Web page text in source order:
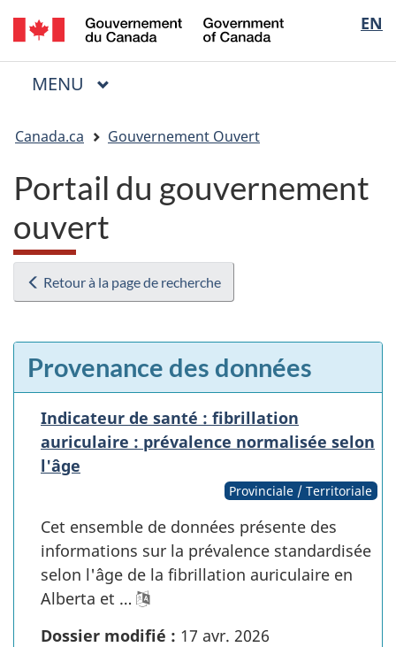
Passer
au
contenu
Passer
à
« Au
Passer
à
la
EN
of
Menu
MENU PRINCIPAL
êtes
ici
Canada.ca Gouvernement Ouvert
Portail du gouvernement
ouvert
Retour à la page de recherche
Provenance des données
Indicateur de santé : fibrillation
auriculaire : prévalence normalisée selon
l'âge
Provinciale / Territoriale
Cet ensemble de données présente des
informations sur la prévalence standardisée
selon l'âge de la fibrillation auriculaire en
Alberta et …
Dossier modifié : 17 avr. 2026